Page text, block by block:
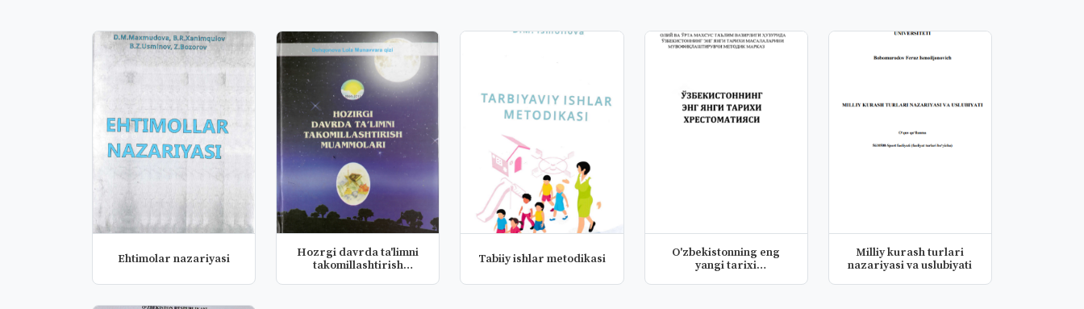
Ehtimolar nazariyasi
Hozrgi davrda ta'limni
takomillashtirish
Tabiiy ishlar metodikasi
O'zbekistonning eng
yangi tarixi
Milliy kurash turlari
nazariyasi va uslubiyati